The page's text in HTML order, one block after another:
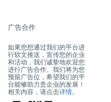
广告合作
如果您想通过我们的平台进
行软文推送，宣传您的企业
和活动，我们诚挚地欢迎您
进行广告合作。我们将为您
预留广告位，希望我们的平
台能够助力贵企业的发展！
相关内容，请点击详情。